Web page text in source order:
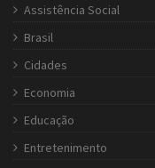
Assistência Social
Brasil
Cidades
Economia
Educação
Entretenimento